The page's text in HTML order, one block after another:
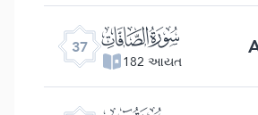
37 ﮱ
182 આયત